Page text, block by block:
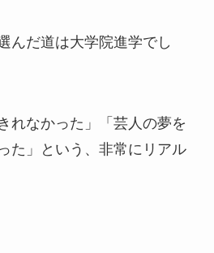
んだ道は大学院進学でし
れなかった」「芸人の夢を
た」という、非常にリアル